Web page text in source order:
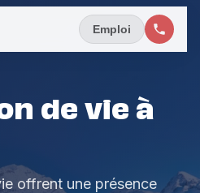
Emploi
de vie à
offrent une présence